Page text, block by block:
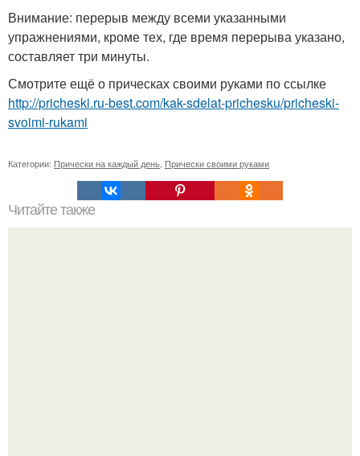
Внимание: перерыв между всеми указанными
упражнениями, кроме тех, где время перерыва указано,
составляет три минуты.
Смотрите ещё о прическах своими руками по ссылке
http://pricheski.ru-best.com/kak-sdelat-prichesku/pricheski-
svoimi-rukami
Категории: Прически на каждый день Прически своими руками
Читайте также